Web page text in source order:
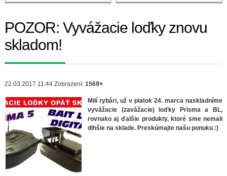
POZOR: Vyvážacie loďky znovu
skladom!
22.03.2017 11:44 Zobrazení: 1569×
Milí rybári, už v piatok 24. marca naskladníme
vyvážacie (zavážacie) loďky Prisma a BL,
rovnako aj ďalšie produkty, ktoré sme nemali
dlhšie na sklade. Preskúmajte našu ponuku :)